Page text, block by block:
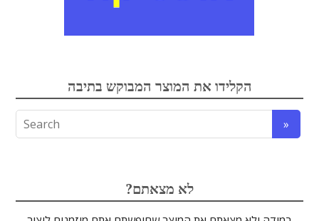
אופטיקה
אופטומכניקה ובקרת תנועה
סיבים אופטיים
מקורות אור
מוליכי אור
לדים
הדמיה ומצלמות
גלאים וחיישנים
מסננים אופטיים
לייזרים ומוצרי בטיחות לייזר
גבישים
ספקטרוסקופיה
אלקטרוניקה
מיגון קרינה
עדשות
מתקנים לרפואה
טרה-הרץ
מוצרי קוורץ
זכוכיות וציפויים
מוצרים אחרים
הקלידו את המוצר המבוקש בתיבה
?לא מצאתם